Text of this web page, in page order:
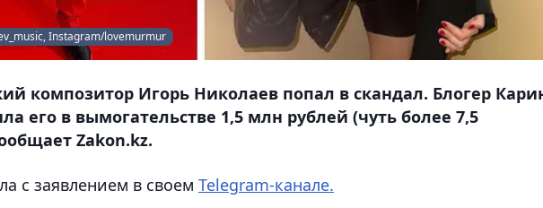
Instagram/lovemurmur
композитор Игорь Николаев попал в скандал. Блогер
его в вымогательстве 1,5 млн рублей (чуть более 7,5
Zakon.kz.
с заявлением в своем Telegram-канале.